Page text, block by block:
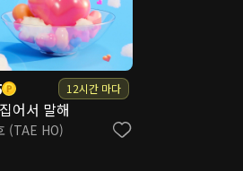
12시간 마다
어서 말해
(TAE HO)